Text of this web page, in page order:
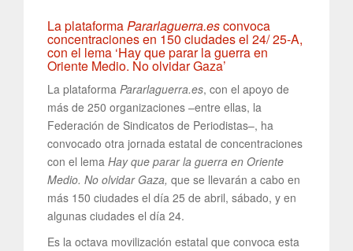
La plataformaPararlaguerra.esconvoca
concentraciones en 150 ciudades el 24/ 25-A,
con el lema ‘Hay que parar la guerra en
Oriente Medio. No olvidar Gaza’
La plataforma Pararlaguerra.es, con el apoyo de
más de 250 organizaciones –entre ellas, la
Federación de Sindicatos de Periodistas–, ha
convocado otra jornada estatal de concentraciones
con el lema Hay que parar la guerra en Oriente
Medio. No olvidar Gaza, que se llevarán a cabo en
más 150 ciudades el día 25 de abril, sábado, y en
algunas ciudades el día 24.
Es la octava movilización estatal que convoca esta